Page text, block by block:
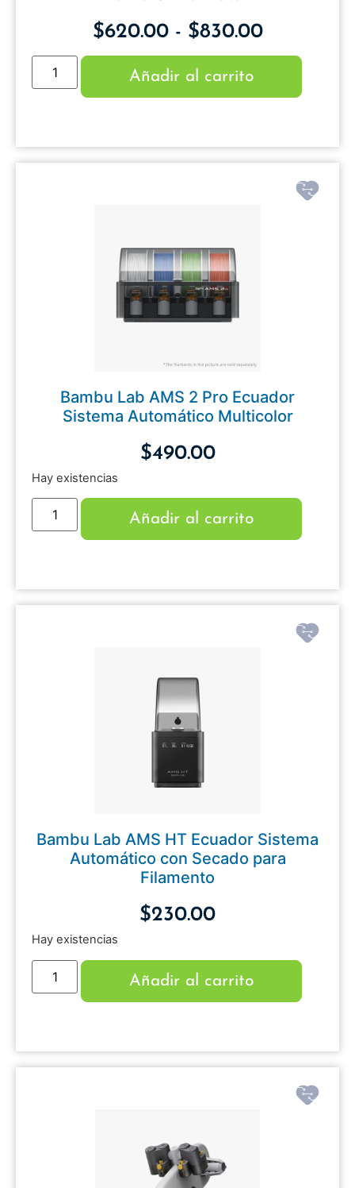
$620.00 - $830.00
Añadir al carrito
Bambu Lab AMS 2 Pro Ecuador
Sistema Automático Multicolor
$490.00
Hay existencias
Añadir al carrito
Bambu Lab AMS HT Ecuador Sistema
Automático con Secado para
Filamento
$230.00
Hay existencias
Añadir al carrito